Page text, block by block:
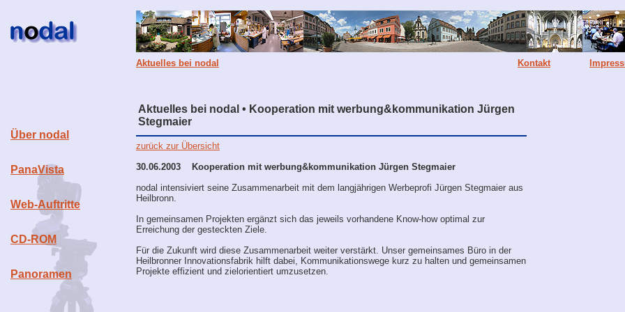
Aktuelles bei nodal Kontakt
Über nodal
PanaVista
Web-Auftritte
CD-ROM
Panoramen
Aktuelles bei nodal • Kooperation mit werbung&kommunikation Jürgen
Stegmaier
zurück zur Übersicht
30.06.2003 Kooperation mit werbung&kommunikation Jürgen Stegmaier
nodal intensiviert seine Zusammenarbeit mit dem langjährigen Werbeprofi Jürgen Stegmaier aus
Heilbronn.
In gemeinsamen Projekten ergänzt sich das jeweils vorhandene Know-how optimal zur
Erreichung der gesteckten Ziele.
Für die Zukunft wird diese Zusammenarbeit weiter verstärkt. Unser gemeinsames Büro in der
Heilbronner Innovationsfabrik hilft dabei, Kommunikationswege kurz zu halten und gemeinsamen
Projekte effizient und zielorientiert umzusetzen.